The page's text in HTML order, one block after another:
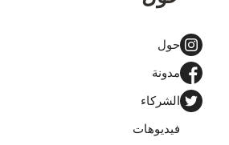
حول
مدونة
الشركاء
فيديوهات